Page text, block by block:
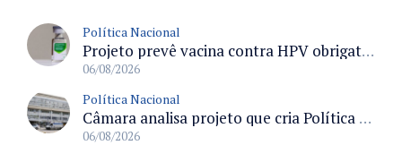
Política Nacional
Projeto prevê vacina contra HPV obrigatória e testes moleculares para rastreamento do câncer do colo do útero
06/08/2026
Política Nacional
Câmara analisa projeto que cria Política Nacional de Qualificação e Valorização da Preceptoria na Residência Médica
06/08/2026